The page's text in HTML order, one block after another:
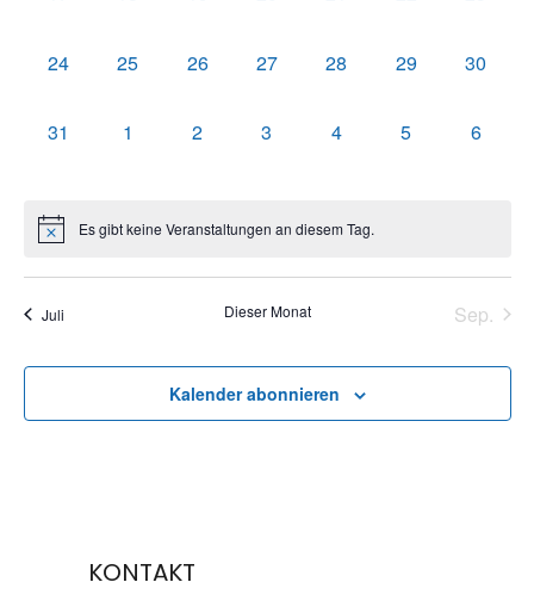
0
24
0
25
0
26
0
27
0
28
0
29
0
30
0
31
0
1
0
2
0
3
0
4
0
5
0
6
Es gibt keine Veranstaltungen an diesem Tag.
Juli Dieser Monat Sep.
Kalender abonnieren
KONTAKT